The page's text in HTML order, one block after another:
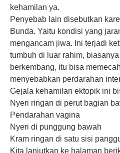
kehamilan ya.
Penyebab lain disebutkan
Bunda. Yaitu kondisi yang
mengancam jiwa. Ini terjadi
tumbuh di luar rahim,
berkembang, itu bisa
menyebabkan perdarahan
Gejala kehamilan ektopik ini
Nyeri ringan di perut bagian
Pendarahan vagina
Nyeri di punggung bawah
Kram ringan di satu sisi
Kita lanjutkan ke halaman